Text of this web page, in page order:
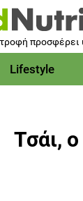
προσφέρει
Lifestyle
Τσάι,